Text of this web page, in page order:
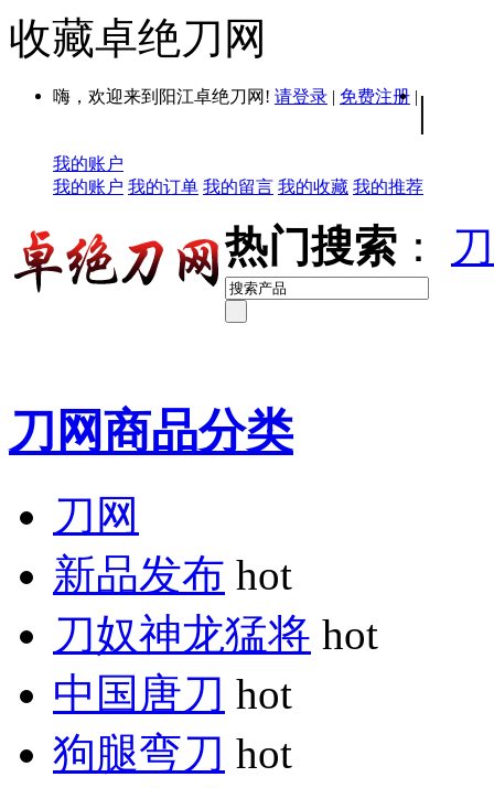
收藏卓绝刀网
嗨，欢迎来到阳江卓绝刀网! 请登录 | 免费注册 | |
我的账户
我的账户 我的订单 我的留言 我的收藏 我的推荐
热门搜索 ：
刀网商品分类
刀网
新品发布 hot
刀奴神龙猛将 hot
中国唐刀 hot
狗腿弯刀 hot